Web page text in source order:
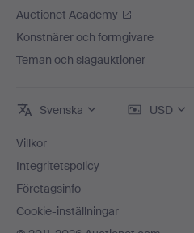
Auctionet Academy
Konstnärer och formgivare
Teman och slagauktioner
Svenska USD
Villkor
Integritetspolicy
Företagsinfo
Cookie-inställningar